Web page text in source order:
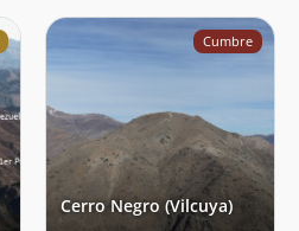
Cumbre
Cerro Negro (Vilcuya)